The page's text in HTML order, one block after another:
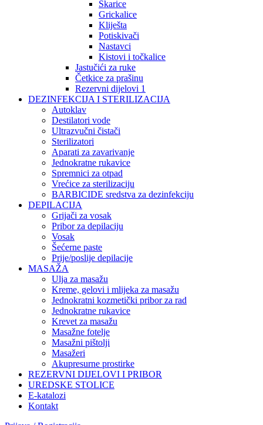
Škarice
Grickalice
Kliješta
Potiskivači
Nastavci
Kistovi i točkalice
Jastučići za ruke
Četkice za prašinu
Rezervni dijelovi 1
DEZINFEKCIJA I STERILIZACIJA
Autoklav
Destilatori vode
Ultrazvučni čistači
Sterilizatori
Aparati za zavarivanje
Jednokratne rukavice
Spremnici za otpad
Vrećice za sterilizaciju
BARBICIDE sredstva za dezinfekciju
DEPILACIJA
Grijači za vosak
Pribor za depilaciju
Vosak
Šećerne paste
Prije/poslije depilacije
MASAŽA
Ulja za masažu
Kreme, gelovi i mlijeka za masažu
Jednokratni kozmetički pribor za rad
Jednokratne rukavice
Krevet za masažu
Masažne fotelje
Masažni pištolji
Masažeri
Akupresurne prostirke
REZERVNI DIJELOVI I PRIBOR
UREDSKE STOLICE
E-katalozi
Kontakt